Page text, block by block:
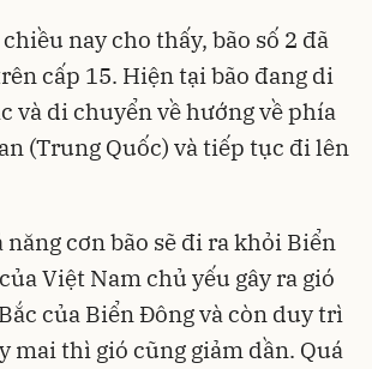
nay cho thấy, bão số 2 đã
cấp 15. Hiện tại bão đang di
và di chuyển về hướng về phía
(Trung Quốc) và tiếp tục đi lên
cơn bão sẽ đi ra khỏi Biển
Việt Nam chủ yếu gây ra gió
của Biển Đông và còn duy trì
mai thì gió cũng giảm dần. Quá